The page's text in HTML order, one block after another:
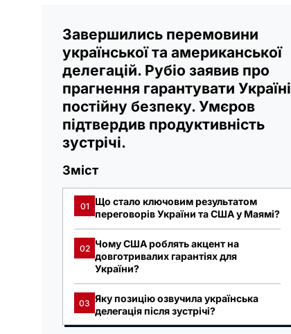
Завершились перемовини
української та американської
делегацій. Рубіо заявив про
прагнення гарантувати Україні
постійну безпеку. Умєров
підтвердив продуктивність
зустрічі.
Зміст
01
Що стало ключовим результатом
переговорів України та США у Маямі?
02 Чому США роблять акцент на
довготривалих гарантіях для
України?
03 Яку позицію озвучила українська
делегація після зустрічі?